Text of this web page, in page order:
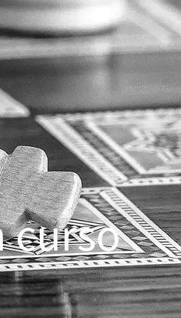
curso